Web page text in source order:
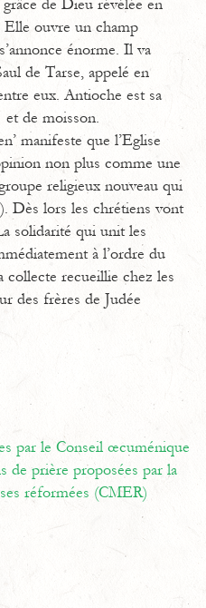
de Dieu révélée en
Elle ouvre un champ
énorme. Il va
de Tarse, appelé en
eux. Antioche est sa
de moisson.
manifeste que l’Eglise
non plus comme une
religieux nouveau qui
Dès lors les chrétiens vont
solidarité qui unit les
à l’ordre du
collecte recueillie chez les
des frères de Judée
par le Conseil œcuménique
de prière proposées par la
réformées (CMER)